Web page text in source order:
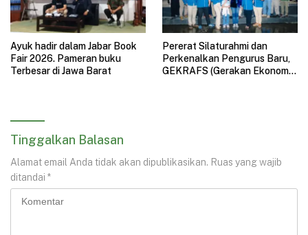
Ayuk hadir dalam Jabar Book
Fair 2026. Pameran buku
Terbesar di Jawa Barat
Pererat Silaturahmi dan
Perkenalkan Pengurus Baru,
GEKRAFS (Gerakan Ekonomi
Tinggalkan Balasan
Alamat email Anda tidak akan dipublikasikan. Ruas yang wajib
ditandai *